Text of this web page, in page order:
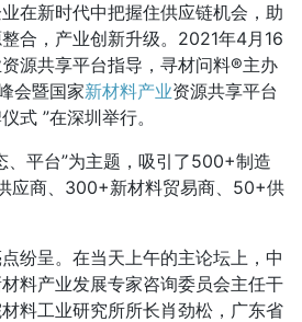
在新时代中把握住供应链机会，助
合，产业创新升级。 2021年4月16
源共享平台指导，寻材问料®主办
会暨国家新材料产业资源共享平台
式 ”在深圳举行。
、平台”为主题，吸引了500+制造
应商、300+新材料贸易商、50+供
纷呈。在当天上午的主论坛上，中
料产业发展专家咨询委员会主任干
料工业研究所所长肖劲松，广东省